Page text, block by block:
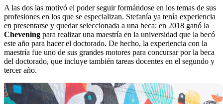
A las dos las motivó el poder seguir formándose en los temas de sus
profesiones en los que se especializan. Stefanía ya tenía experiencia
en presentarse y quedar seleccionada a una beca: en 2018 ganó la
Chevening para realizar una maestría en la universidad que la becó
este año para hacer el doctorado. De hecho, la experiencia con la
maestría fue uno de sus grandes motores para concursar por la beca
del doctorado, que incluye también tareas docentes en el segundo y
tercer año.